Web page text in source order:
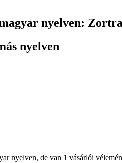
nyelven:
nyelven
nyelven, de van 1 vásárlói